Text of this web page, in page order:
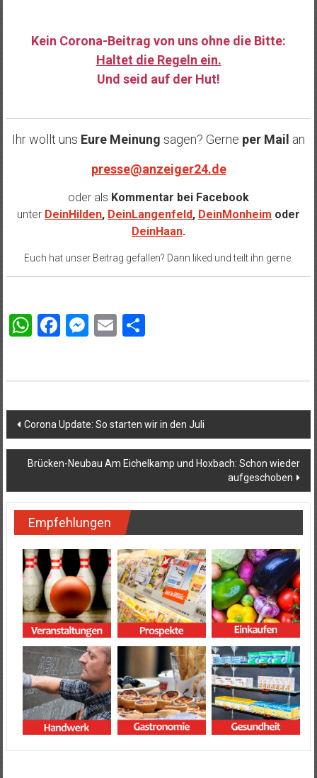
Kein Corona-Beitrag von uns ohne die Bitte:
Haltet die Regeln ein.
Und seid auf der Hut!
Ihr wollt uns Eure Meinung sagen? Gerne per Mail an
presse@anzeiger24.de
oder als Kommentar bei Facebook
unter DeinHilden, DeinLangenfeld, DeinMonheim oder
DeinHaan.
Euch hat unser Beitrag gefallen? Dann liked und teilt ihn gerne.
WhatsApp
Facebook
Messenger
EmailTeilen
Beitragsnavigation
Corona Update: So starten wir in den Juli
Brücken-Neubau Am Eichelkamp und Hoxbach: Schon wieder
aufgeschoben
Empfehlungen